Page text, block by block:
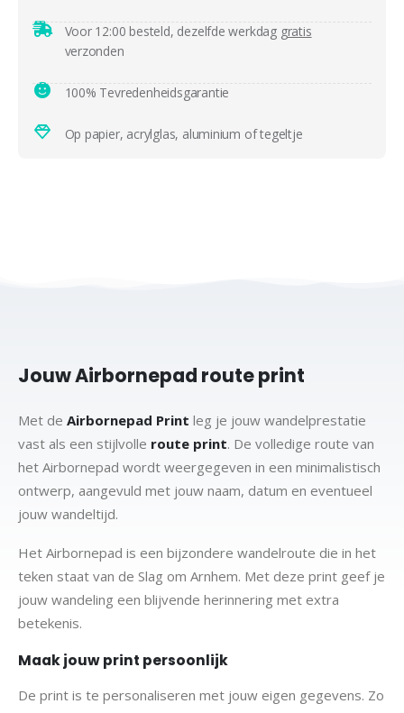
Voor 12:00 besteld, dezelfde werkdag gratis
verzonden
100% Tevredenheidsgarantie
Op papier, acrylglas, aluminium of tegeltje
Jouw Airbornepad route print
Met de Airbornepad Print leg je jouw wandelprestatie
vast als een stijlvolle route print. De volledige route van
het Airbornepad wordt weergegeven in een minimalistisch
ontwerp, aangevuld met jouw naam, datum en eventueel
jouw wandeltijd.
Het Airbornepad is een bijzondere wandelroute die in het
teken staat van de Slag om Arnhem. Met deze print geef je
jouw wandeling een blijvende herinnering met extra
betekenis.
Maak jouw print persoonlijk
De print is te personaliseren met jouw eigen gegevens. Zo